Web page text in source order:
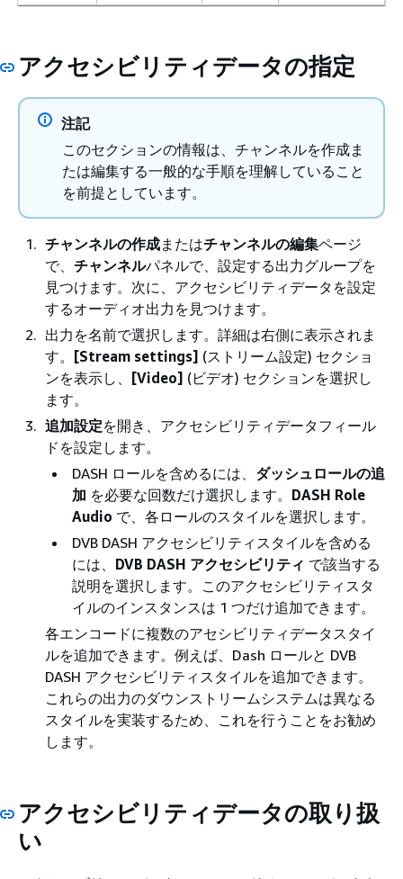
アクセシビリティデータの指定
注記
このセクションの情報は、チャンネルを作成ま
たは編集する一般的な手順を理解していること
を前提としています。
チャンネルの作成またはチャンネルの編集ページ
で、 チャンネルパネルで、設定する出力グループを
見つけます。次に、アクセシビリティデータを設定
するオーディオ出力を見つけます。
出力を名前で選択します。詳細は右側に表示されま
す。
[Stream settings] (ストリーム設定) セクショ
ンを表示し、
[Video] (ビデオ) セクションを選択し
ます。
追加設定を開き、アクセシビリティデータフィール
ドを設定します。
DASH ロールを含めるには、 ダッシュロールの追
加 を必要な回数だけ選択します。 DASH Role
Audio で、各ロールのスタイルを選択します。
DVB DASH アクセシビリティスタイルを含める
には、 DVB DASH アクセシビリティ で該当する
説明を選択します。このアクセシビリティスタ
イルのインスタンスは 1 つだけ追加できます。
各エンコードに複数のアセシビリティデータスタイ
ルを追加できます。例えば、Dash ロールと DVB
DASH アクセシビリティスタイルを追加できます。
これらの出力のダウンストリームシステムは異なる
スタイルを実装するため、これを行うことをお勧め
します。
アクセシビリティデータの取り扱
い